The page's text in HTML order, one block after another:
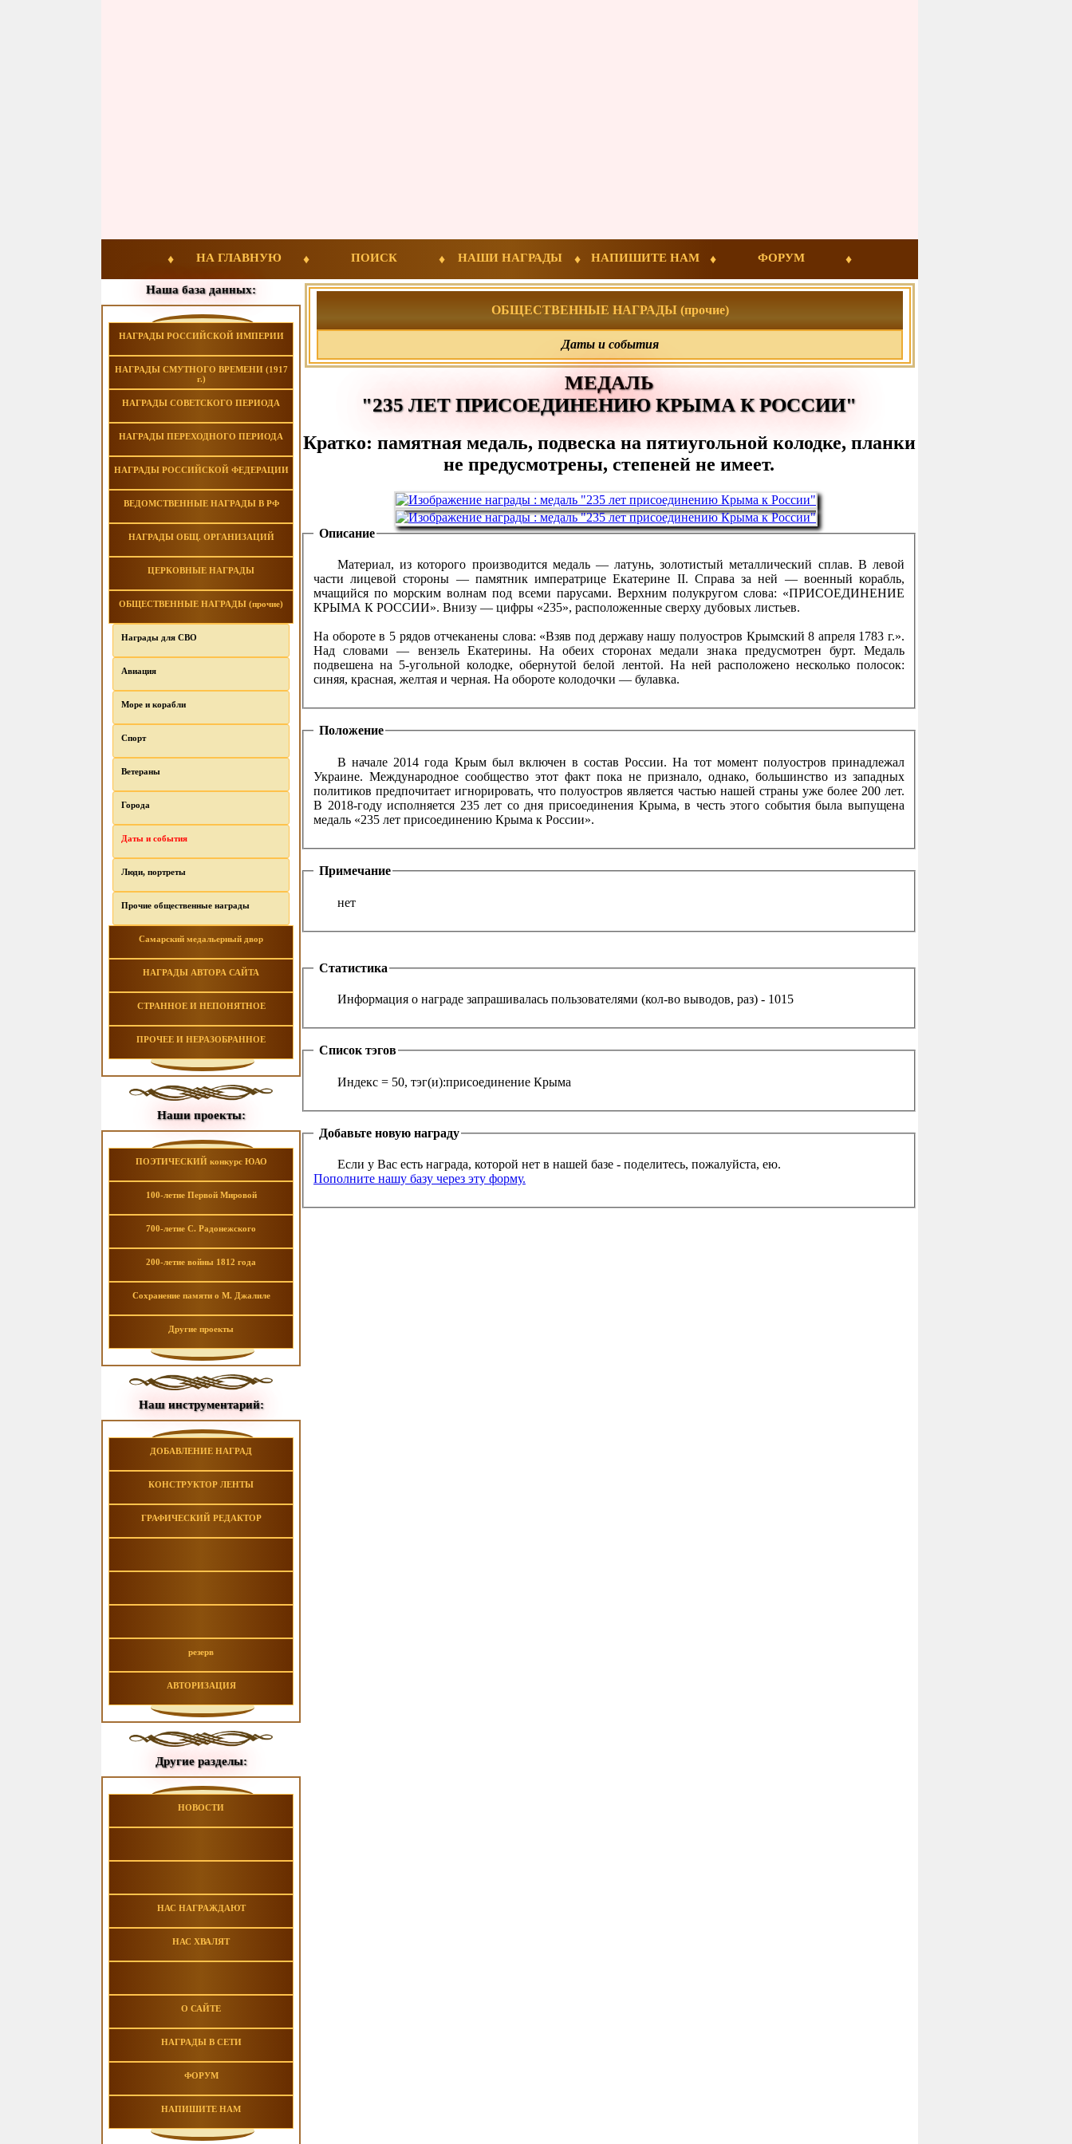
НА ГЛАВНУЮ ПОИСК НАШИ НАГРАДЫ НАПИШИТЕ НАМ ФОРУМ
Наша база данных:
НАГРАДЫ РОССИЙСКОЙ ИМПЕРИИ
НАГРАДЫ СМУТНОГО ВРЕМЕНИ (1917
г.)
НАГРАДЫ СОВЕТСКОГО ПЕРИОДА
НАГРАДЫ ПЕРЕХОДНОГО ПЕРИОДА
НАГРАДЫ РОССИЙСКОЙ ФЕДЕРАЦИИ
ВЕДОМСТВЕННЫЕ НАГРАДЫ В РФ
НАГРАДЫ ОБЩ. ОРГАНИЗАЦИЙ
ЦЕРКОВНЫЕ НАГРАДЫ
ОБЩЕСТВЕННЫЕ НАГРАДЫ (прочие)
Награды для СВО
Авиация
Море и корабли
Спорт
Ветераны
Города
Даты и события
Люди, портреты
Прочие общественные награды
Самарский медальерный двор
НАГРАДЫ АВТОРА САЙТА
СТРАННОЕ И НЕПОНЯТНОЕ
ПРОЧЕЕ И НЕРАЗОБРАННОЕ
Наши проекты:
ПОЭТИЧЕСКИЙ конкурс ЮАО
100-летие Первой Мировой
700-летие С. Радонежского
200-летие войны 1812 года
Сохранение памяти о М. Джалиле
Другие проекты
Наш инструментарий:
ДОБАВЛЕНИЕ НАГРАД
КОНСТРУКТОР ЛЕНТЫ
ГРАФИЧЕСКИЙ РЕДАКТОР
резерв
АВТОРИЗАЦИЯ
Другие разделы:
НОВОСТИ
НАС НАГРАЖДАЮТ
НАС ХВАЛЯТ
О САЙТЕ
НАГРАДЫ В СЕТИ
ФОРУМ
НАПИШИТЕ НАМ
ОБЩЕСТВЕННЫЕ НАГРАДЫ (прочие)
Даты и события
МЕДАЛЬ
"235 ЛЕТ ПРИСОЕДИНЕНИЮ КРЫМА К РОССИИ"
Кратко: памятная медаль, подвеска на пятиугольной колодке, планки
не предусмотрены, степеней не имеет.
Описание
Материал, из которого производится медаль — латунь, золотистый металлический сплав. В левой
части лицевой стороны — памятник императрице Екатерине II. Справа за ней — военный корабль,
мчащийся по морским волнам под всеми парусами. Верхним полукругом слова: «ПРИСОЕДИНЕНИЕ
КРЫМА К РОССИИ». Внизу — цифры «235», расположенные сверху дубовых листьев.
На обороте в 5 рядов отчеканены слова: «Взяв под державу нашу полуостров Крымский 8 апреля 1783 г.».
Над словами — вензель Екатерины. На обеих сторонах медали знака предусмотрен бурт. Медаль
подвешена на 5-угольной колодке, обернутой белой лентой. На ней расположено несколько полосок:
синяя, красная, желтая и черная. На обороте колодочки — булавка.
Положение
В начале 2014 года Крым был включен в состав России. На тот момент полуостров принадлежал
Украине. Международное сообщество этот факт пока не признало, однако, большинство из западных
политиков предпочитает игнорировать, что полуостров является частью нашей страны уже более 200 лет.
В 2018-году исполняется 235 лет со дня присоединения Крыма, в честь этого события была выпущена
медаль «235 лет присоединению Крыма к России».
Примечание
нет
Статистика
Информация о награде запрашивалась пользователями (кол-во выводов, раз) - 1015
Список тэгов
Индекс = 50, тэг(и):присоединение Крыма
Добавьте новую награду
Если у Вас есть награда, которой нет в нашей базе - поделитесь, пожалуйста, ею.
Пополните нашу базу через эту форму.